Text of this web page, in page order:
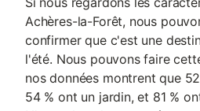
Achères-la-Forêt, nous
confirmer que c'est une
l'été. Nous pouvons faire
nos données montrent que
54 % ont un jardin, et 81 %